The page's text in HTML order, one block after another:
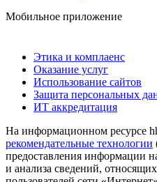
Мобильное приложение
Этика и комплаенс
Оказание услуг
Использование сайтов
Защита персональных
ИТ аккредитация
На информационном ресурсе
рекомендательные технологии
предоставления информации
и анализа сведений,